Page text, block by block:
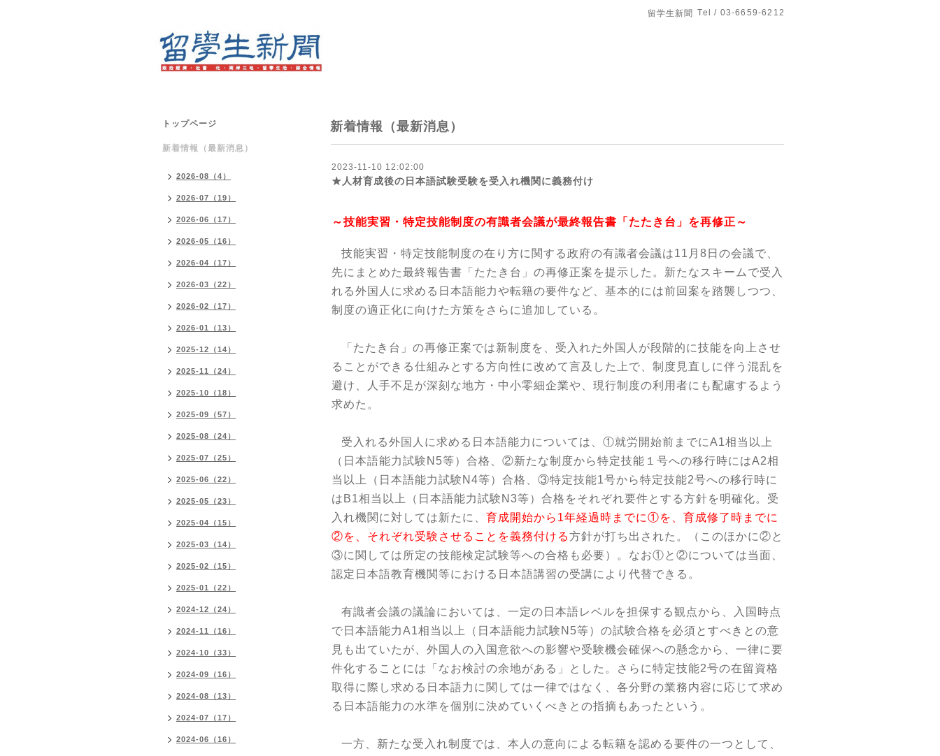
留学生新聞 Tel / 03-6659-6212
新着情報（最新消息）
2023-11-10 12:02:00
★人材育成後の日本語試験受験を受入れ機関に義務付け
～技能実習・特定技能制度の有識者会議が最終報告書「たたき台」を再修正～
技能実習・特定技能制度の在り方に関する政府の有識者会議は11 月 8 日の会議で、
先にまとめた最終報告書「たたき台」の再修正案を提示した。新たなスキームで受入
れる外国人に求める日本語能力や転籍の要件など、基本的には前回案を踏襲しつつ、
制度の適正化に向けた方策をさらに追加している。
「たたき台」の再修正案では新制度を、受入れた外国人が段階的に技能を向上させ
ることができる仕組みとする方向性に改めて言及した上で、制度見直しに伴う混乱を
避け、人手不足が深刻な地方・中小零細企業や、現行制度の利用者にも配慮するよう
求めた。
受入れる外国人に求める日本語能力については、①就労開始前までにA1相当以上
（日本語能力試験 N5等）合格、②新たな制度から特定技能１号への移行時にはA2相
当以上（日本語能力試験 N4等）合格、③特定技能1号から特定技能2号への移行時に
は B1相当以上（日本語能力試験 N3等）合格をそれぞれ要件とする方針を明確化。受
入れ機関に対しては新たに、 育成開始から 1年経過時までに①を、育成修了時までに
②を、それぞれ受験させることを義務付ける方針が打ち出された。（このほかに②と
③に関しては所定の技能検定試験等への合格も必要）。なお①と②については当面、
認定日本語教育機関等における日本語講習の受講により代替できる。
有識者会議の議論においては、一定の日本語レベルを担保する観点から、入国時点
で日本語能力A1相当以上（日本語能力試験 N5等）の試験合格を必須とすべきとの意
見も出ていたが、外国人の入国意欲への影響や受験機会確保への懸念から、一律に要
件化することには「なお検討の余地がある」とした。さらに特定技能2号の在留資格
取得に際し求める日本語力に関しては一律ではなく、各分野の業務内容に応じて求め
る日本語能力の水準を個別に決めていくべきとの指摘もあったという。
一方、新たな受入れ制度では、本人の意向による転籍を認める要件の一つとして、
トップページ
新着情報（最新消息）
2026-08（4）
2026-07（19）
2026-06（17）
2026-05（16）
2026-04（17）
2026-03（22）
2026-02（17）
2026-01（13）
2025-12（14）
2025-11（24）
2025-10（18）
2025-09（57）
2025-08（24）
2025-07（25）
2025-06（22）
2025-05（23）
2025-04（15）
2025-03（14）
2025-02（15）
2025-01（22）
2024-12（24）
2024-11（16）
2024-10（33）
2024-09（16）
2024-08（13）
2024-07（17）
2024-06（16）